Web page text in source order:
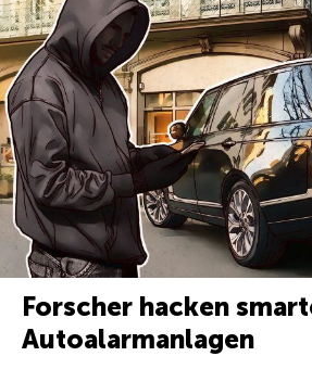
Forscher hacken
Autoalarmanlagen